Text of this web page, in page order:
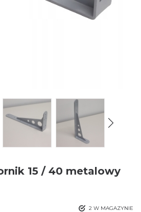
15 / 40 metalowy
2 W MAGAZYNIE